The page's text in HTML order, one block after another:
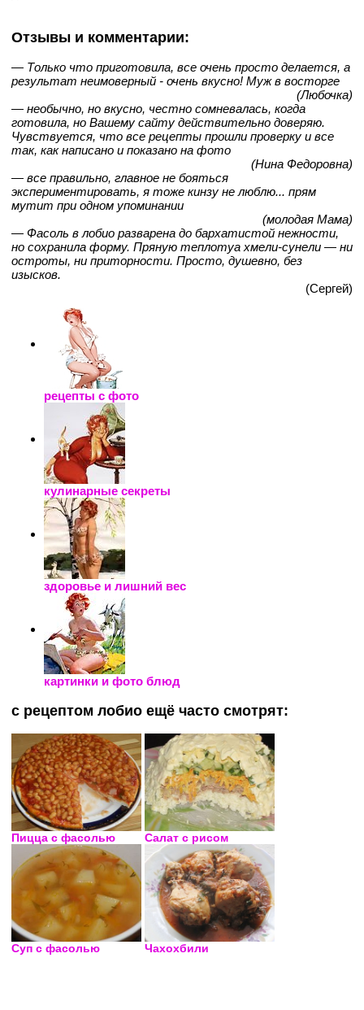
Отзывы и комментарии:
— Только что приготовила, все очень просто делается, а
результат неимоверный - очень вкусно! Муж в восторге
(Любочка)
— необычно, но вкусно, честно сомневалась, когда
готовила, но Вашему сайту действительно доверяю.
Чувствуется, что все рецепты прошли проверку и все
так, как написано и показано на фото
(Нина Федоровна)
— все правильно, главное не бояться
экспериментировать, я тоже кинзу не люблю... прям
мутит при одном упоминании
(молодая Мама)
— Фасоль в лобио разварена до бархатистой нежности,
но сохранила форму. Пряную теплотуа хмели-сунели — ни
остроты, ни приторности. Просто, душевно, без
изысков.
(Сергей)
рецепты с фото
кулинарные секреты
здоровье и лишний вес
картинки и фото блюд
с рецептом лобио ещё часто смотрят:
Пицца с фасолью Салат с рисом
Суп с фасолью Чахохбили